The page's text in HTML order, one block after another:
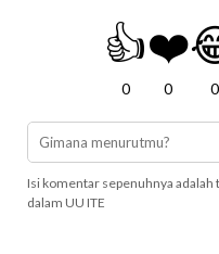
👍
0
❤️
0 0
Isi komentar sepenuhnya adalah
dalam UU ITE